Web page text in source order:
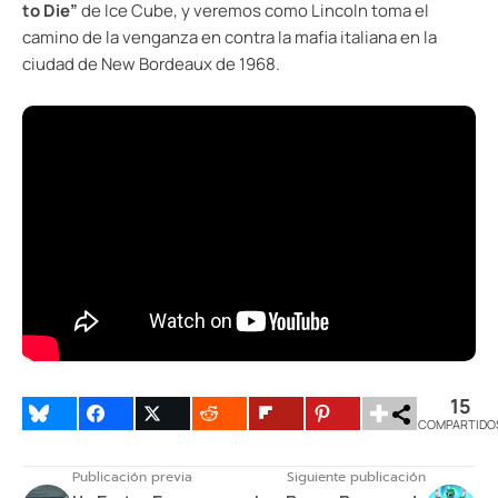
to Die”de Ice Cube, y veremos como Lincoln toma el
camino de la venganza en contra la mafia italiana en la
ciudad de New Bordeaux de 1968.
15
Publicación previa Siguiente publicación